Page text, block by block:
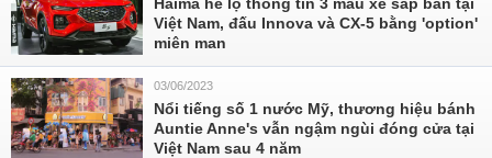
Việt Nam, đấu Innova và CX-5 bằng 'option'
miên man
03/06/2023
Nổi tiếng số 1 nước Mỹ, thương hiệu bánh
Auntie Anne's vẫn ngậm ngùi đóng cửa tại
Việt Nam sau 4 năm